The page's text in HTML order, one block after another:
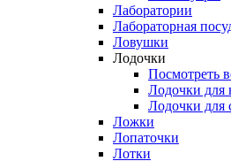
Лаборатории
Лабораторная
Ловушки
Лодочки
Посмотреть
Лодочки для
Лодочки для
Ложки
Лопаточки
Лотки